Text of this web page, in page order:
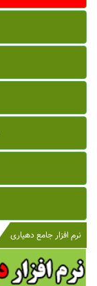
نرم افزار جامع دهیاری